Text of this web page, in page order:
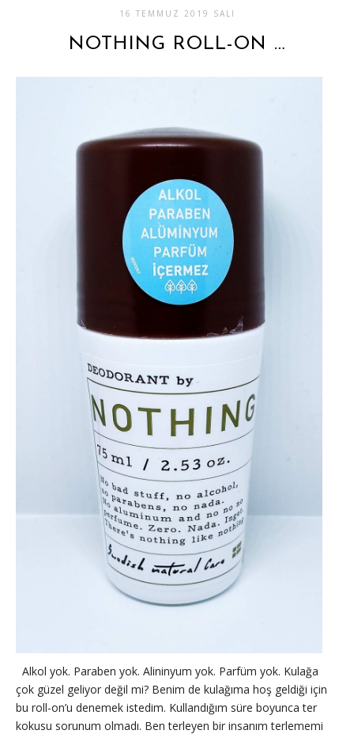
16 TEMMUZ 2019 SALI
NOTHING ROLL-ON …
Alkol yok. Paraben yok. Alininyum yok. Parfüm yok. Kulağa
çok güzel geliyor değil mi? Benim de kulağıma hoş geldiği için
bu roll-on’u denemek istedim. Kullandığım süre boyunca ter
kokusu sorunum olmadı. Ben terleyen bir insanım terlememi